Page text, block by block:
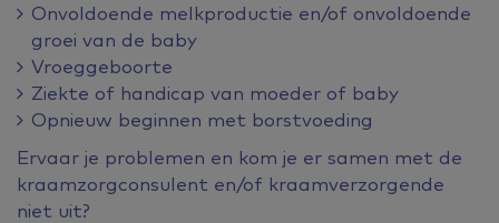
Onvoldoende melkproductie en/of onvoldoende
groei van de baby
Vroeggeboorte
Ziekte of handicap van moeder of baby
Opnieuw beginnen met borstvoeding
Ervaar je problemen en kom je er samen met de
kraamzorgconsulent en/of kraamverzorgende
niet uit?